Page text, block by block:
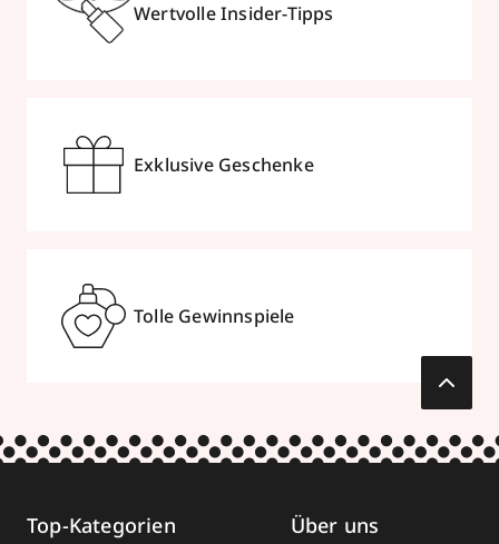
Wertvolle Insider-Tipps
Exklusive Geschenke
Tolle Gewinnspiele
Top-Kategorien Über uns